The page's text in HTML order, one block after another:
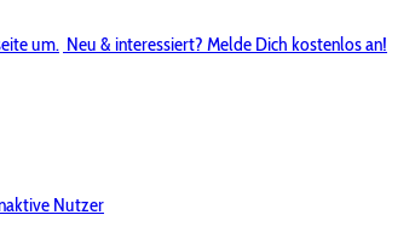
um. Neu & interessiert? Melde Dich kostenlos an!
Nutzer